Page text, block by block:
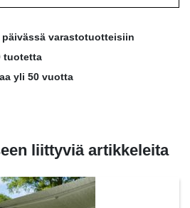
päivässä varastotuotteisiin
tuotetta
yli 50 vuotta
liittyviä artikkeleita